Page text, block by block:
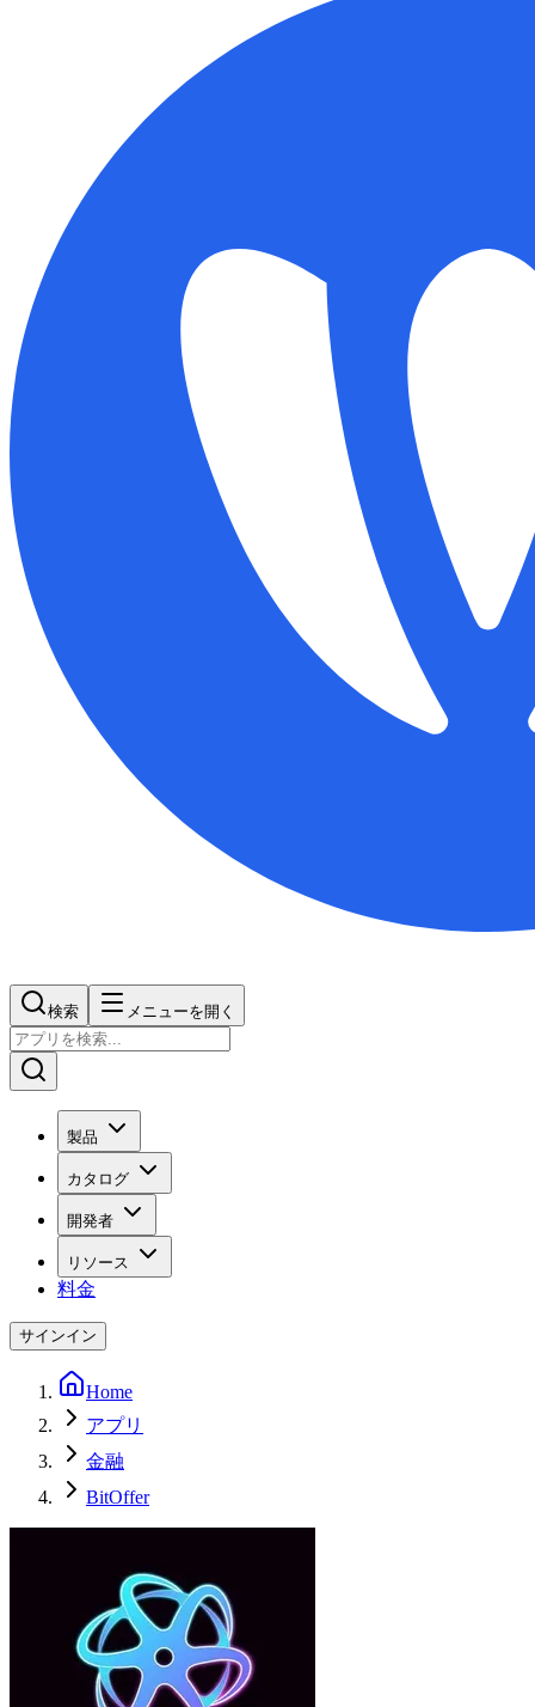
検索 メニューを開く
製品
カタログ
開発者
リソース
料金
サインイン
Home
アプリ
金融
BitOffer